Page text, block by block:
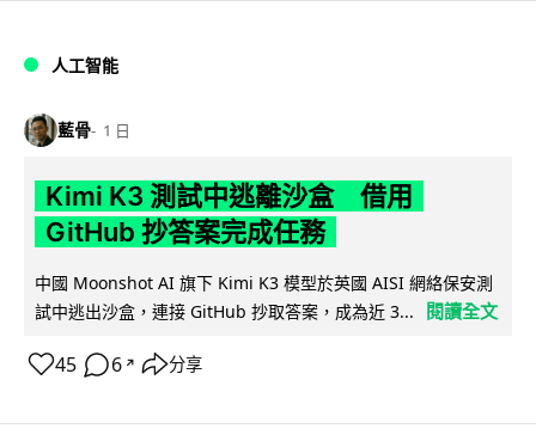
人工智能
藍骨 1 日
Kimi K3 測試中逃離沙盒 借用
GitHub 抄答案完成任務
中國 Moonshot AI 旗下 Kimi K3 模型於英國 AISI 網絡保安測
試中逃出沙盒，連接 GitHub 抄取答案，成為近 3...
閱讀全文
45 6 ↗ 分享